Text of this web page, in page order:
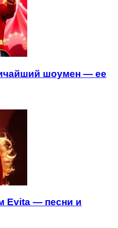
шоумен — ее
Evita — песни и